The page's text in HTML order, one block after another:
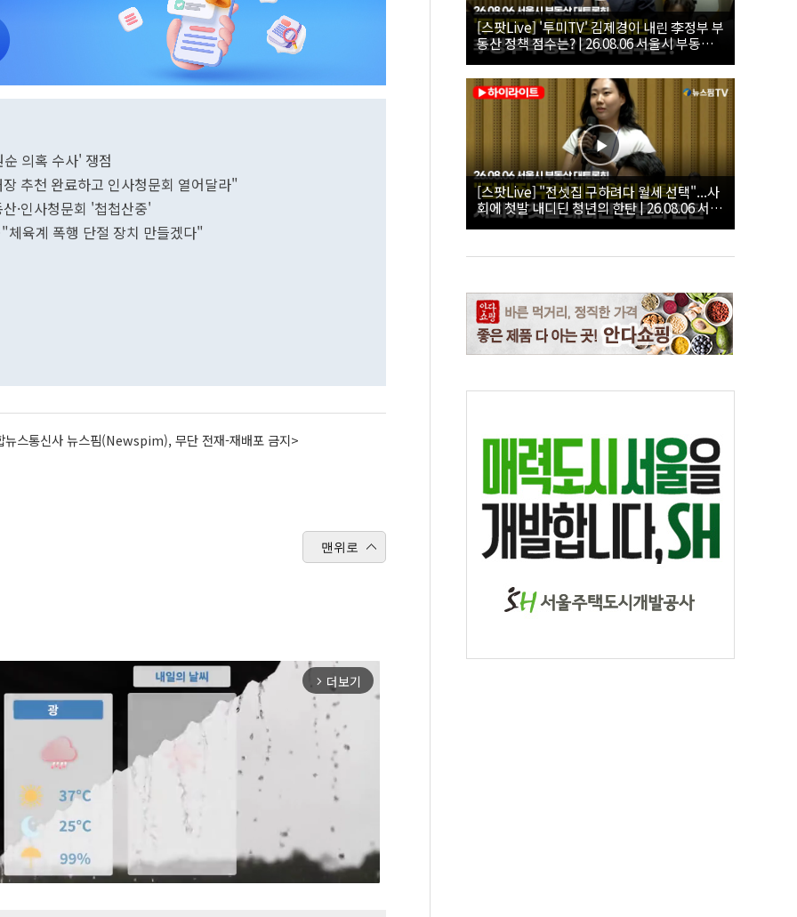
의혹 수사' 쟁점
추천 완료하고 인사청문회 열어달라"
·인사청문회 '첩첩산중'
육계 폭행 단절 장치 만들겠다"
뉴스통신사 뉴스핌(Newspim), 무단 전재-재배포 금지>
맨위로
arrow_forward_ios 더보기
[스팟Live] '투미TV' 김제경이 내린 李정부 부
동산 정책 점수는? | 26.08.06 서울시 부동산
대토론회
[스팟Live] "전셋집 구하려다 월세 선택"...사
회에 첫발 내디딘 청년의 한탄 | 26.08.06 서울
시 부동산 대토론회